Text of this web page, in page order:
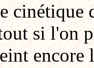
si l'on
encore